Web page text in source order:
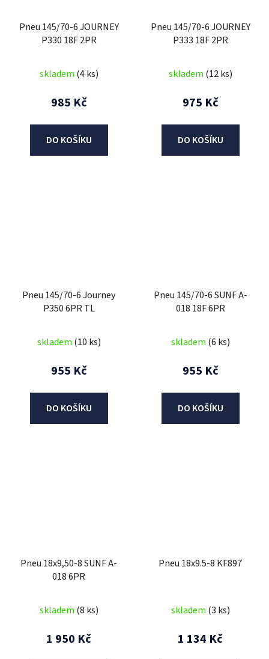
Pneu 145/70-6 JOURNEY
P330 18F 2PR
skladem (4 ks)
985 Kč
DO KOŠÍKU
Pneu 145/70-6 JOURNEY
P333 18F 2PR
skladem (12 ks)
975 Kč
DO KOŠÍKU
Pneu 145/70-6 Journey
P350 6PR TL
skladem (10 ks)
955 Kč
DO KOŠÍKU
Pneu 145/70-6 SUNF A-
018 18F 6PR
skladem (6 ks)
955 Kč
DO KOŠÍKU
Pneu 18x9,50-8 SUNF A-
018 6PR
skladem (8 ks)
1 950 Kč
Pneu 18x9.5-8 KF897
skladem (3 ks)
1 134 Kč